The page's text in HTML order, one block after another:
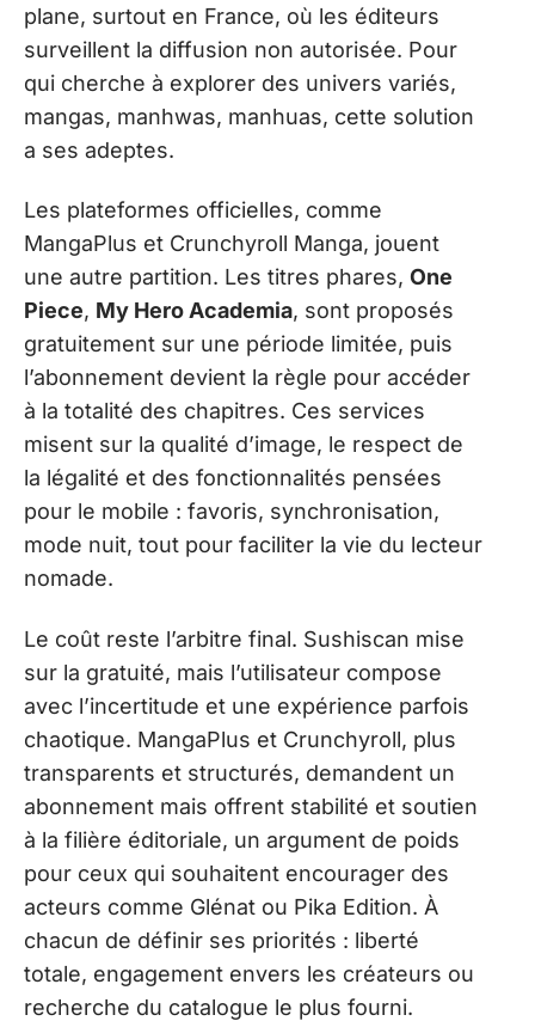
plane, surtout en France, où les éditeurs
surveillent la diffusion non autorisée. Pour
qui cherche à explorer des univers variés,
mangas, manhwas, manhuas, cette solution
a ses adeptes.
Les plateformes officielles, comme
MangaPlus et Crunchyroll Manga, jouent
une autre partition. Les titres phares, One
Piece, My Hero Academia, sont proposés
gratuitement sur une période limitée, puis
l’abonnement devient la règle pour accéder
à la totalité des chapitres. Ces services
misent sur la qualité d’image, le respect de
la légalité et des fonctionnalités pensées
pour le mobile : favoris, synchronisation,
mode nuit, tout pour faciliter la vie du lecteur
nomade.
Le coût reste l’arbitre final. Sushiscan mise
sur la gratuité, mais l’utilisateur compose
avec l’incertitude et une expérience parfois
chaotique. MangaPlus et Crunchyroll, plus
transparents et structurés, demandent un
abonnement mais offrent stabilité et soutien
à la filière éditoriale, un argument de poids
pour ceux qui souhaitent encourager des
acteurs comme Glénat ou Pika Edition. À
chacun de définir ses priorités : liberté
totale, engagement envers les créateurs ou
recherche du catalogue le plus fourni.